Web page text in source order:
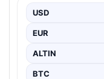
Dijital ortamında
Halen…
USD
EUR
ALTIN
BTC